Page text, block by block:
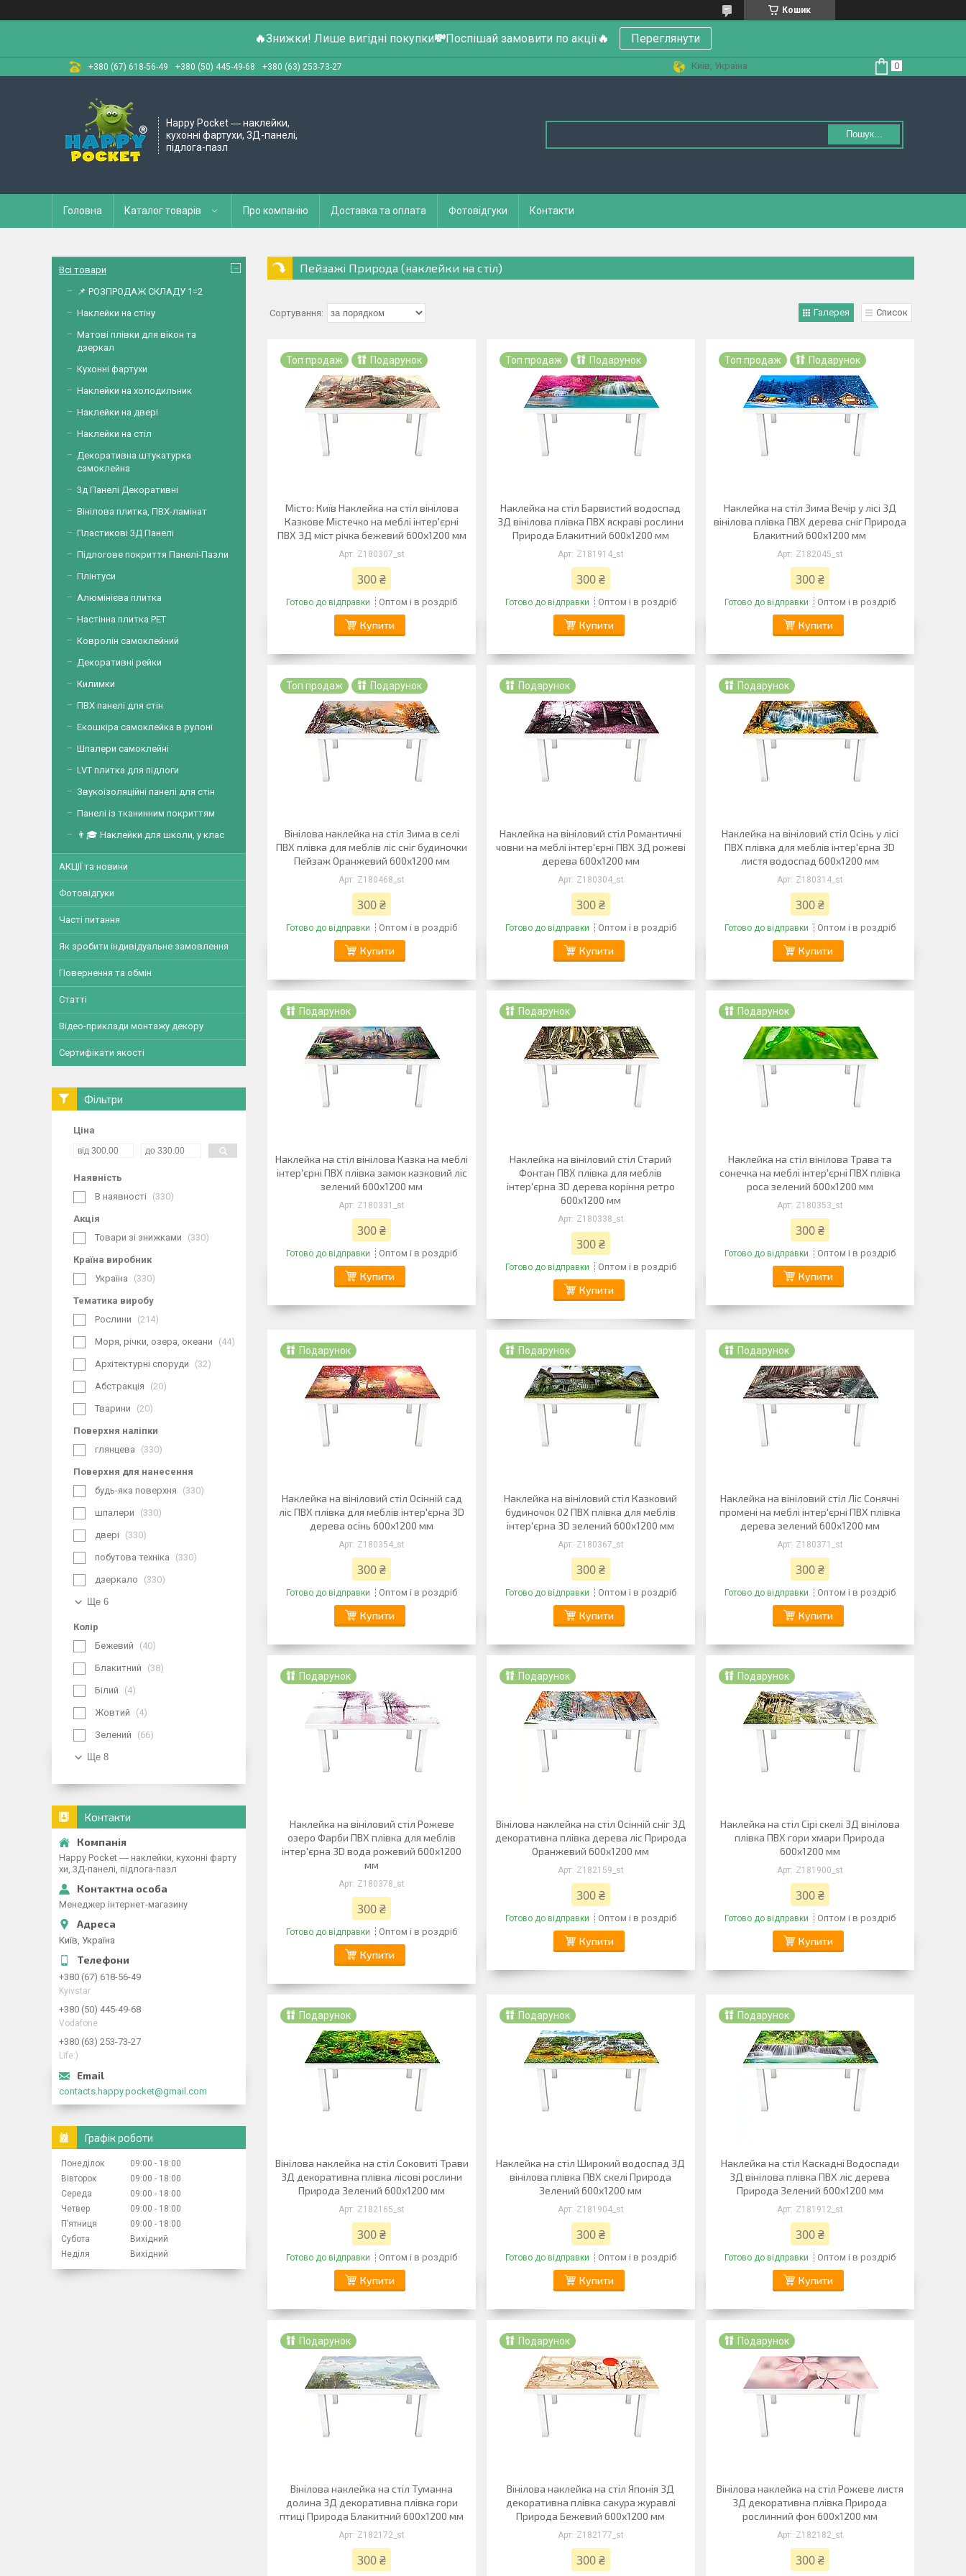
Кошик
🔥Знижки! Лише вигідні покупки💸Поспішай замовити по акції🔥 Переглянути
+380 (67) 618-56-49 +380 (50) 445-49-68 +380 (63) 253-73-27 Київ, Україна
Happy Pocket ― наклейки,
кухонні фартухи, 3Д-панелі,
підлога-пазл
Пошук...
Головна Каталог товарів Про компанію Доставка та оплата Фотовідгуки Контакти
Пейзажі Природа (наклейки на стіл)
Галерея Список
Топ продаж Подарунок
Місто: Київ Наклейка на стіл вінілова
Казкове Містечко на меблі інтер'єрні
ПВХ 3Д міст річка бежевий 600х1200 мм
Z180307_st
300 ₴
Готово до відправки Оптом і в роздріб
Купити
Топ продаж Подарунок
Наклейка на стіл Барвистий водоспад
3Д вінілова плівка ПВХ яскраві рослини
Природа Блакитний 600х1200 мм
Z181914_st
300 ₴
Готово до відправки Оптом і в роздріб
Купити
Топ продаж Подарунок
Наклейка на стіл Зима Вечір у лісі 3Д
вінілова плівка ПВХ дерева сніг Природа
Блакитний 600х1200 мм
Z182045_st
300 ₴
Готово до відправки Оптом і в роздріб
Купити
Топ продаж Подарунок
Вінілова наклейка на стіл Зима в селі
ПВХ плівка для меблів ліс сніг будиночки
Пейзаж Оранжевий 600х1200 мм
Z180468_st
300 ₴
Готово до відправки Оптом і в роздріб
Купити
Подарунок
Наклейка на вініловий стіл Романтичні
човни на меблі інтер'єрні ПВХ 3Д рожеві
дерева 600х1200 мм
Z180304_st
300 ₴
Готово до відправки Оптом і в роздріб
Купити
Подарунок
Наклейка на вініловий стіл Осінь у лісі
ПВХ плівка для меблів інтер'єрна 3D
листя водоспад 600х1200 мм
Z180314_st
300 ₴
Готово до відправки Оптом і в роздріб
Купити
Подарунок
Наклейка на стіл вінілова Казка на меблі
інтер'єрні ПВХ плівка замок казковий ліс
зелений 600х1200 мм
Z180331_st
300 ₴
Готово до відправки Оптом і в роздріб
Купити
Подарунок
Наклейка на вініловий стіл Старий
Фонтан ПВХ плівка для меблів
інтер'єрна 3D дерева коріння ретро
600х1200 мм
Z180338_st
300 ₴
Готово до відправки Оптом і в роздріб
Купити
Подарунок
Наклейка на стіл вінілова Трава та
сонечка на меблі інтер'єрні ПВХ плівка
роса зелений 600х1200 мм
Z180353_st
300 ₴
Готово до відправки Оптом і в роздріб
Купити
Подарунок
Наклейка на вініловий стіл Осінній сад
ліс ПВХ плівка для меблів інтер'єрна 3D
дерева осінь 600х1200 мм
Z180354_st
300 ₴
Готово до відправки Оптом і в роздріб
Купити
Подарунок
Наклейка на вініловий стіл Казковий
будиночок 02 ПВХ плівка для меблів
інтер'єрна 3D зелений 600х1200 мм
Z180367_st
300 ₴
Готово до відправки Оптом і в роздріб
Купити
Подарунок
Наклейка на вініловий стіл Ліс Сонячні
промені на меблі інтер'єрні ПВХ плівка
дерева зелений 600х1200 мм
Z180371_st
300 ₴
Готово до відправки Оптом і в роздріб
Купити
Подарунок
Наклейка на вініловий стіл Рожеве
озеро Фарби ПВХ плівка для меблів
інтер'єрна 3D вода рожевий 600х1200
мм
Z180378_st
300 ₴
Готово до відправки Оптом і в роздріб
Купити
Подарунок
Вінілова наклейка на стіл Осінній сніг 3Д
декоративна плівка дерева ліс Природа
Оранжевий 600х1200 мм
Z182159_st
300 ₴
Готово до відправки Оптом і в роздріб
Купити
Подарунок
Наклейка на стіл Сірі скелі 3Д вінілова
плівка ПВХ гори хмари Природа
600х1200 мм
Z181900_st
300 ₴
Готово до відправки Оптом і в роздріб
Купити
Подарунок
Вінілова наклейка на стіл Соковиті Трави
3Д декоративна плівка лісові рослини
Природа Зелений 600х1200 мм
Z182165_st
300 ₴
Готово до відправки Оптом і в роздріб
Купити
Подарунок
Наклейка на стіл Широкий водоспад 3Д
вінілова плівка ПВХ скелі Природа
Зелений 600х1200 мм
Z181904_st
300 ₴
Готово до відправки Оптом і в роздріб
Купити
Подарунок
Наклейка на стіл Каскадні Водоспади
3Д вінілова плівка ПВХ ліс дерева
Природа Зелений 600х1200 мм
Z181912_st
300 ₴
Готово до відправки Оптом і в роздріб
Купити
Подарунок
Вінілова наклейка на стіл Туманна
долина 3Д декоративна плівка гори
птиці Природа Блакитний 600х1200 мм
Z182172_st
300 ₴
Подарунок
Вінілова наклейка на стіл Японія 3Д
декоративна плівка сакура журавлі
Природа Бежевий 600х1200 мм
Z182177_st
300 ₴
Подарунок
Вінілова наклейка на стіл Рожеве листя
3Д декоративна плівка Природа
рослинний фон 600х1200 мм
Z182182_st
300 ₴
Всі товари
📌 РОЗПРОДАЖ СКЛАДУ 1=2
Наклейки на стіну
Матові плівки для вікон та
дзеркал
Кухонні фартухи
Наклейки на холодильник
Наклейки на двері
Наклейки на стіл
Декоративна штукатурка
самоклейна
3д Панелі Декоративні
Вінілова плитка, ПВХ-ламінат
Пластикові 3Д Панелі
Підлогове покриття Панелі-Пазли
Плінтуси
Алюмінієва плитка
Настінна плитка PET
Ковролін самоклейний
Декоративні рейки
Килимки
ПВХ панелі для стін
Екошкіра самоклейка в рулоні
Шпалери самоклейні
LVT плитка для підлоги
Звукоізоляційні панелі для стін
Панелі із тканинним покриттям
👨🎓 Наклейки для школи, у клас
АКЦІЇ та новини
Фотовідгуки
Часті питання
Як зробити індивідуальне замовлення
Повернення та обмін
Статті
Відео-приклади монтажу декору
Сертифікати якості
Фільтри
Ціна
Наявність
В наявності
330
Акція
Товари зі знижками
330
Країна виробник
Україна
330
Тематика виробу
Рослини
214
Моря, річки, озера, океани 44
Архітектурні споруди 32
Абстракція 20
Тварини 20
Поверхня наліпки
глянцева
330
Поверхня для нанесення
будь-яка поверхня
330
шпалери 330
двері 330
побутова техніка 330
дзеркало 330
Ще 6
Колір
Бежевий
40
Блакитний 38
Білий 4
Жовтий 4
Зелений 66
Ще 8
Контакти
Happy Pocket ― наклейки, кухонні фарту
хи, 3Д-панелі, підлога-пазл
Менеджер інтернет-магазину
Київ, Україна
+380 (67) 618-56-49
Kyivstar
+380 (50) 445-49-68
Vodafone
+380 (63) 253-73-27
Life:)
contacts.happy.pocket@gmail.com
Графік роботи
Понеділок 09:00
18:00
Вівторок
09:00
18:00
Середа
09:00
18:00
Четвер
09:00
18:00
Пʼятниця
09:00
18:00
Субота
Вихідний
Неділя
Вихідний